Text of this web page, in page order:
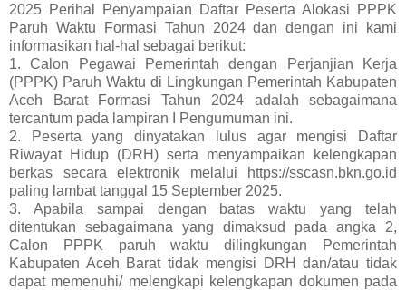
2025 Perihal Penyampaian Daftar Peserta Alokasi PPPK
Paruh Waktu Formasi Tahun 2024 dan dengan ini kami
informasikan hal-hal sebagai berikut:
1. Calon Pegawai Pemerintah dengan Perjanjian Kerja
(PPPK) Paruh Waktu di Lingkungan Pemerintah Kabupaten
Aceh Barat Formasi Tahun 2024 adalah sebagaimana
tercantum pada lampiran I Pengumuman ini.
2. Peserta yang dinyatakan lulus agar mengisi Daftar
Riwayat Hidup (DRH) serta menyampaikan kelengkapan
berkas secara elektronik melalui https://sscasn.bkn.go.id
paling lambat tanggal 15 September 2025.
3. Apabila sampai dengan batas waktu yang telah
ditentukan sebagaimana yang dimaksud pada angka 2,
Calon PPPK paruh waktu dilingkungan Pemerintah
Kabupaten Aceh Barat tidak mengisi DRH dan/atau tidak
dapat memenuhi/ melengkapi kelengkapan dokumen pada